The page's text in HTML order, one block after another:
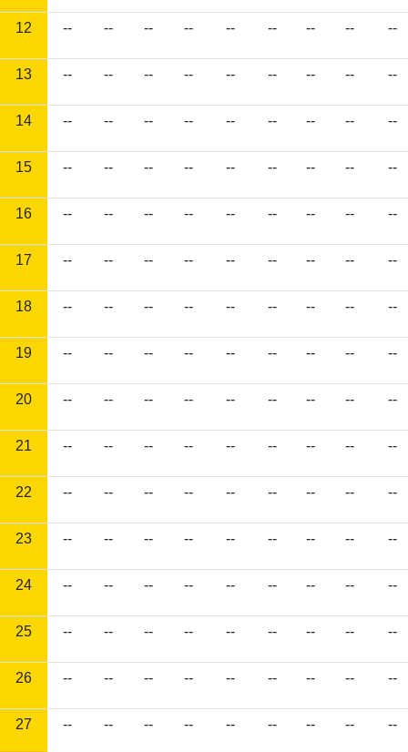
12 -- -- -- -- -- -- -- -- --
13 -- -- -- -- -- -- -- -- --
14 -- -- -- -- -- -- -- -- --
15 -- -- -- -- -- -- -- -- --
16 -- -- -- -- -- -- -- -- --
17 -- -- -- -- -- -- -- -- --
18 -- -- -- -- -- -- -- -- --
19 -- -- -- -- -- -- -- -- --
20 -- -- -- -- -- -- -- -- --
21 -- -- -- -- -- -- -- -- --
22 -- -- -- -- -- -- -- -- --
23 -- -- -- -- -- -- -- -- --
24 -- -- -- -- -- -- -- -- --
25 -- -- -- -- -- -- -- -- --
26 -- -- -- -- -- -- -- -- --
27 -- -- -- -- -- -- -- -- --